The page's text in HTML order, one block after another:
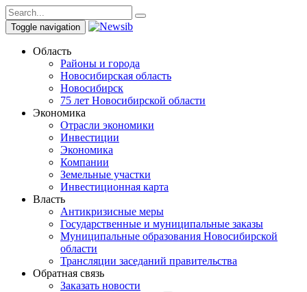
Toggle navigation
Область
Районы и города
Новосибирская область
Новосибирск
75 лет Новосибирской области
Экономика
Отрасли экономики
Инвестиции
Экономика
Компании
Земельные участки
Инвестиционная карта
Власть
Антикризисные меры
Государственные и муниципальные заказы
Муниципальные образования Новосибирской
области
Трансляции заседаний правительства
Обратная связь
Заказать новости